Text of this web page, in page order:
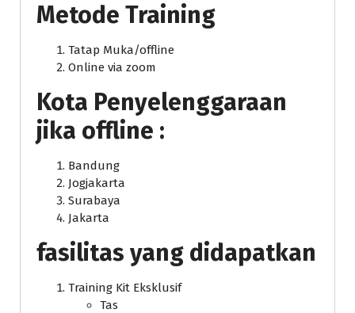
Metode Training
Tatap Muka/offline
Online via zoom
Kota Penyelenggaraan
jika offline :
Bandung
Jogjakarta
Surabaya
Jakarta
fasilitas yang didapatkan
Training Kit Eksklusif
Tas